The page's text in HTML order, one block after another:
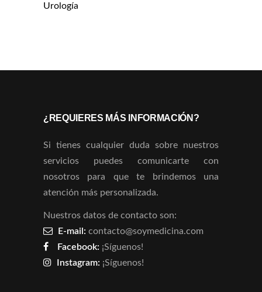
Urología
¿REQUIERES MÁS INFORMACIÓN?
Si tienes cualquier duda sobre nuestros
servicios puedes comunicarte con
nosotros para que te brindemos una
atención más personalizada.
Nuestros datos de contacto son:
E-mail: contacto@soymedicina.com
Facebook: ¡Síguenos!
Instagram: ¡Síguenos!